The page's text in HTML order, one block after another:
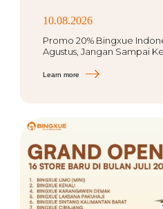
10.08.2026
Promo 20% Bingxue
Agustus, Jangan Sampai
Learn more